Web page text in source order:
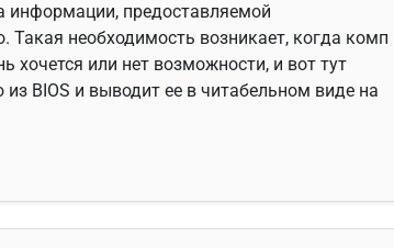
информации, предоставляемой
Такая необходимость возникает, когда комп
хочется или нет возможности, и вот тут
BIOS и выводит ее в читабельном виде на